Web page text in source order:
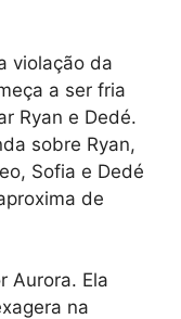
violação da
a ser fria
Ryan e Dedé.
sobre Ryan,
Sofia e Dedé
de
Aurora. Ela
na